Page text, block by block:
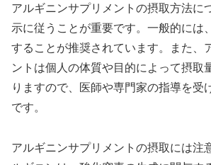
アルギニンサプリメントの摂取方法に
示に従うことが重要です。一般的には
することが推奨されています。また、
ントは個人の体質や目的によって摂取
りますので、医師や専門家の指導を受
です。
アルギニンサプリメントの摂取には注